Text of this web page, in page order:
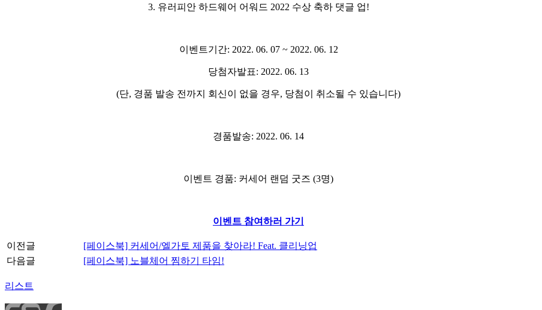
3. 유러피안 하드웨어 어워드 2022 수상 축하 댓글 업!
이벤트기간: 2022. 06. 07 ~ 2022. 06. 12
당첨자발표: 2022. 06. 13
(단, 경품 발송 전까지 회신이 없을 경우, 당첨이 취소될 수 있습니다)
경품발송: 2022. 06. 14
이벤트 경품: 커세어 랜덤 굿즈 (3명)
이벤트 참여하러 가기
이전글
[페이스북] 커세어/엘가토 제품을 찾아라! Feat. 클리닝업
다음글
[페이스북] 노블체어 찜하기 타임!
리스트